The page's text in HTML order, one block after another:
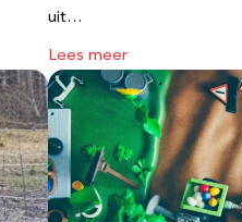
uit…
Lees meer